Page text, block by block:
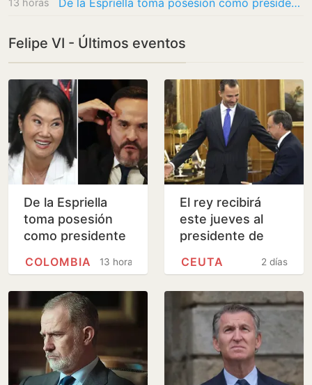
13 horas De la Espriella toma posesión como presidente de Colombia este viernes y ratifica el giro…
Felipe VI - Últimos eventos
De la Espriella
toma posesión
como presidente
viernes y ratifica
13 horas
COLOMBIA
El rey recibirá
este jueves al
presidente de
2 días
CEUTA